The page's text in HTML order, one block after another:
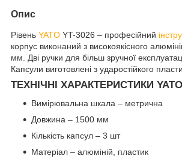
Опис
Рівень YATO YT-3026 – професійний
корпус виконаний з високоякісного
мм. Дві ручки для більш зручної
Капсули виготовлені з ударостійкого
ТЕХНІЧНІ ХАРАКТЕРИСТИКИ YATO
Вимірювальна шкала – метрична
Довжина – 1500 мм
Кількість капсул – 3 шт
Матеріал – алюміній, пластик